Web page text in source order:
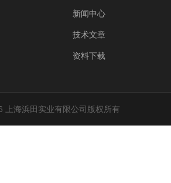
新闻中心
技术文章
资料下载
上海浜田实业有限公司版权所有